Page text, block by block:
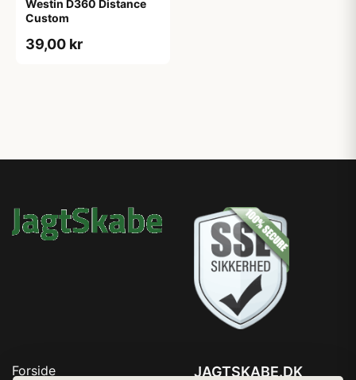
Westin D360 Distance
Custom
39,00 kr
Forside JAGTSKABE.DK